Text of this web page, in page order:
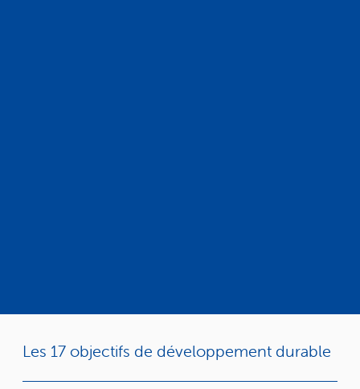
Les 17 objectifs de développement durable